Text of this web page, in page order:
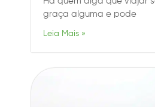
graça alguma e pode
Leia Mais »